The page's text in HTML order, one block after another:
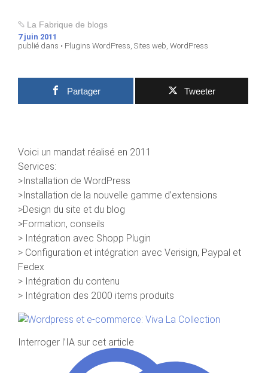
La Fabrique de blogs
7 juin 2011
publié dans • Plugins WordPress, Sites web, WordPress
Partager Tweeter
Voici un mandat réalisé en 2011
Services:
>Installation de WordPress
>Installation de la nouvelle gamme d’extensions
>Design du site et du blog
>Formation, conseils
> Intégration avec Shopp Plugin
> Configuration et intégration avec Verisign, Paypal et
Fedex
> Intégration du contenu
> Intégration des 2000 items produits
Interroger l’IA sur cet article